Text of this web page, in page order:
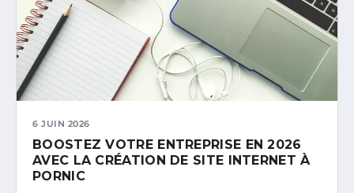
6 JUIN 2026
BOOSTEZ VOTRE ENTREPRISE EN 2026
AVEC LA CRÉATION DE SITE INTERNET À
PORNIC